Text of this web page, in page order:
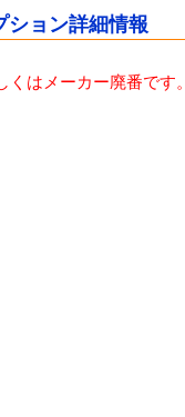
ション詳細情報
はメーカー廃番です